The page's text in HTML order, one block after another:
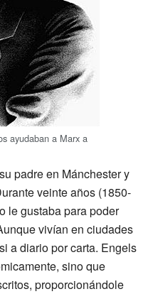
ayudaban a Marx a
padre en Mánchester y
veinte años (1850-
le gustaba para poder
vivían en ciudades
a diario por carta. Engels
sino que
proporcionándole